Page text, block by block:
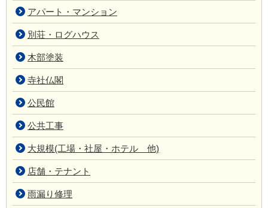
アパート・マンション
別荘・ログハウス
木部塗装
寺社仏閣
公民館
公共工事
大規模(工場・社屋・ホテル 他)
店舗・テナント
雨漏り修理